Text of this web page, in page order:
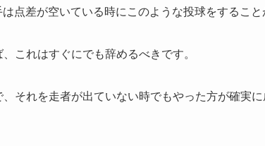
点差が空いている時にこのような投球をすること
これはすぐにでも辞めるべきです。
それを走者が出ていない時でもやった方が確実に